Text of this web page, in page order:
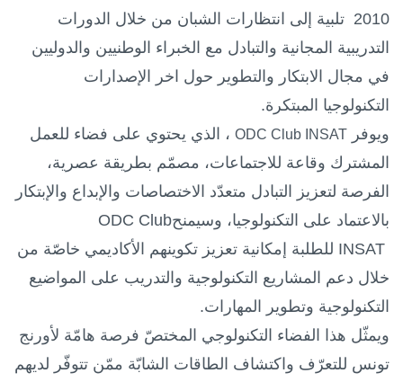
2010 تلبية إلى انتظارات الشبان من خلال الدورات
التدريبية المجانية والتبادل مع الخبراء الوطنيين والدوليين
في مجال الابتكار والتطوير حول اخر الإصدارات
التكنولوجيا المبتكرة.
ويوفر ODC Club INSAT ، الذي يحتوي على فضاء للعمل
المشترك وقاعة للاجتماعات، مصمّم بطريقة عصرية،
الفرصة لتعزيز التبادل متعدّد الاختصاصات والإبداع والإبتكار
بالاعتماد على التكنولوجيا، وسيمنحODC Club
INSAT للطلبة إمكانية تعزيز تكوينهم الأكاديمي خاصّة من
خلال دعم المشاريع التكنولوجية والتدريب على المواضيع
التكنولوجية وتطوير المهارات.
ويمثّل هذا الفضاء التكنولوجي المختصّ فرصة هامّة لأورنج
تونس للتعرّف واكتشاف الطاقات الشابّة ممّن تتوفّر لديهم